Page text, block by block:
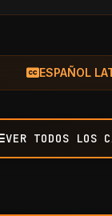
ESPAÑOL
VER TODOS LOS